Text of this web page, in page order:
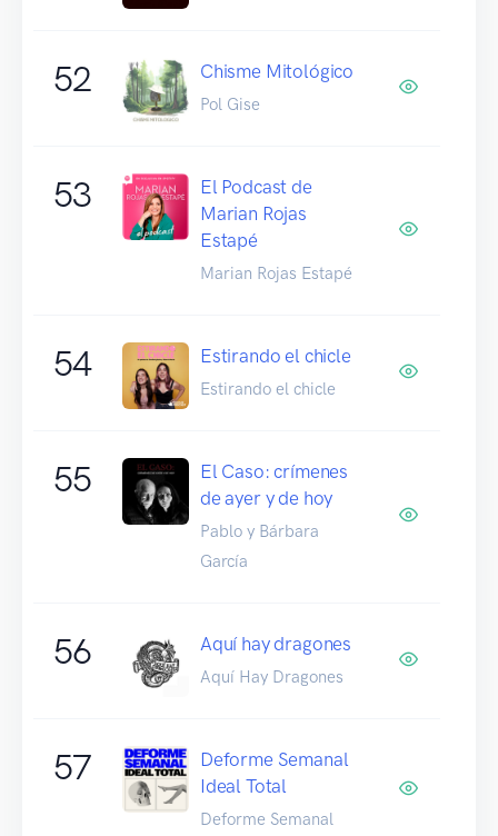
52 Chisme Mitológico
Pol Gise
53
El Podcast de
Marian Rojas
Estapé
Marian Rojas Estapé
54 Estirando el chicle
Estirando el chicle
55
El Caso: crímenes
de ayer y de hoy
Pablo y Bárbara
García
56 Aquí hay dragones
Aquí Hay Dragones
57
Deforme Semanal
Ideal Total
Deforme Semanal